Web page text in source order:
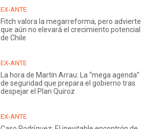
EX-ANTE
Fitch valora la megarreforma, pero advierte
que aún no elevará el crecimiento potencial
de Chile
EX-ANTE
La hora de Martín Arrau: La “mega agenda”
de seguridad que prepara el gobierno tras
despejar el Plan Quiroz
EX-ANTE